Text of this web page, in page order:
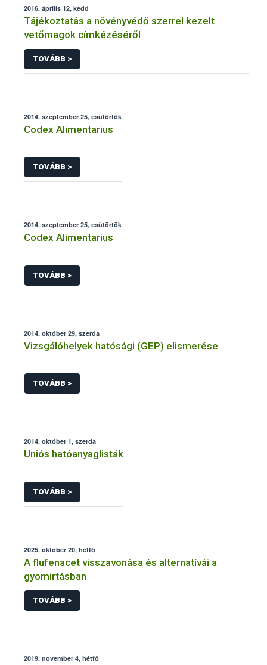
2016. április 12, kedd
Tájékoztatás a növényvédő szerrel kezelt
vetőmagok címkézéséről
TOVÁBB >
2014. szeptember 25, csütörtök
Codex Alimentarius
TOVÁBB >
2014. szeptember 25, csütörtök
Codex Alimentarius
TOVÁBB >
2014. október 29, szerda
Vizsgálóhelyek hatósági (GEP) elismerése
TOVÁBB >
2014. október 1, szerda
Uniós hatóanyaglisták
TOVÁBB >
2025. október 20, hétfő
A flufenacet visszavonása és alternatívái a
gyomirtásban
TOVÁBB >
2019. november 4, hétfő